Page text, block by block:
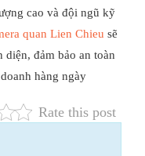
cao và đội ngũ kỹ
quan Lien Chieu sẽ
diện, đảm bảo an toàn
hàng ngày
Rate this post